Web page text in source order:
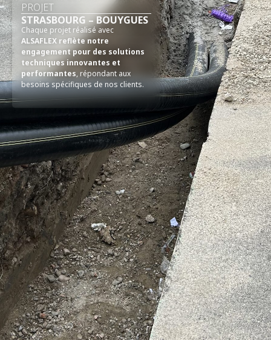
PROJET
STRASBOURG – BOUYGUES
Chaque projet réalisé avec
ALSAFLEX reflète notre
engagement pour des solutions
techniques innovantes et
performantes, répondant aux
besoins spécifiques de nos clients.